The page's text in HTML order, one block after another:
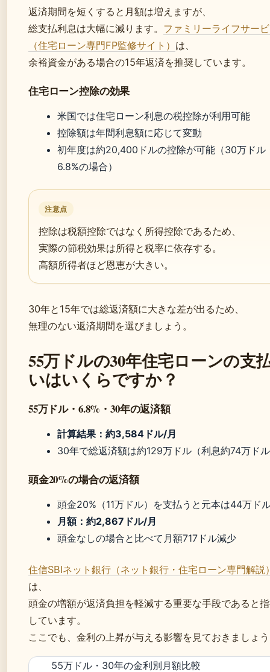
返済期間を短くすると月額は増えますが、
総支払利息は大幅に減ります。 ファミリーライフサー
（住宅ローン専門FP監修サイト） は、
余裕資金がある場合の15年返済を推奨しています。
住宅ローン控除の効果
米国では住宅ローン利息の税控除が利用可能
控除額は年間利息額に応じて変動
初年度は約20,400ドルの控除が可能（30万ドル
6.8%の場合）
注意点
控除は税額控除ではなく所得控除であるため、
実際の節税効果は所得と税率に依存する。
高額所得者ほど恩恵が大きい。
30年と15年では総返済額に大きな差が出るため、
無理のない返済期間を選びましょう。
55万ドルの30年住宅ローンの支
いはいくらですか？
55万ドル・6.8%・30年の返済額
計算結果：約3,584ドル/月
30年で総返済額は約129万ドル（利息約74万ド
頭金20%の場合の返済額
頭金20%（11万ドル）を支払うと元本は44万ド
月額：約2,867ドル/月
頭金なしの場合と比べて月額717ドル減少
住信SBIネット銀行（ネット銀行・住宅ローン専門解説
は、
頭金の増額が返済負担を軽減する重要な手段であると
しています。
ここでも、金利の上昇が与える影響を見ておきましょ
55万ドル・30年の金利別月額比較